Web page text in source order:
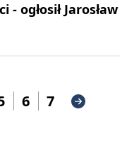
- ogłosił Jarosław
6 7